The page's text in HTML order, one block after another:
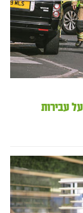
עבירות